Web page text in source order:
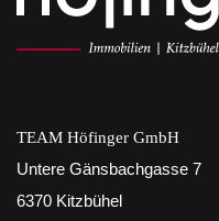
TEAM Höfinger GmbH
Untere Gänsbachgasse 7
6370 Kitzbühel